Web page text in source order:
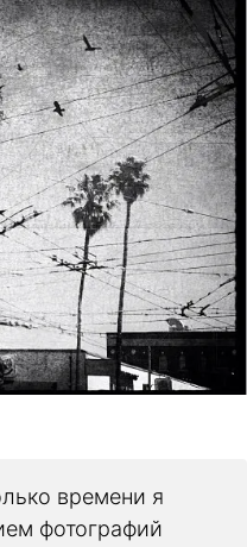
времени я
фотографий